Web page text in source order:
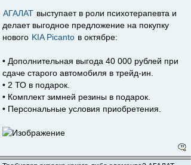
АГАЛАТ выступает в роли психотерапевта и
делает выгодное предложение на покупку
нового KIA Picanto в октябре:
• Дополнительная выгода 40 000 рублей при
сдаче старого автомобиля в трейд-ин.
• 2 ТО в подарок.
• Комплект зимней резины в подарок.
• Персональные условия приобретения.